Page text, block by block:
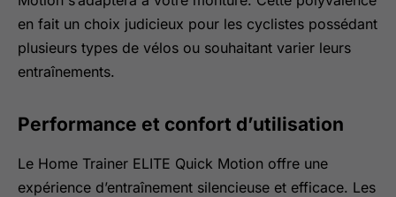
en fait un choix judicieux pour les cyclistes possédant
plusieurs types de vélos ou souhaitant varier leurs
entraînements.
Performance et confort d’utilisation
Le Home Trainer ELITE Quick Motion offre une
expérience d’entraînement silencieuse et efficace. Les